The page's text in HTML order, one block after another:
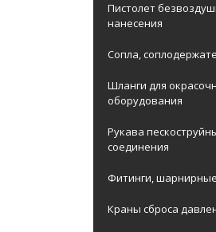
Пистолет
нанесения
Сопла,
Шланги для
оборудования
Рукава
соединения
Фитинги,
Краны сброса